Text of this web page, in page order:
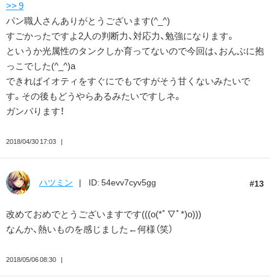
>> 9
パン職人さんありがとうございます(^_^)
すごかったですよ2人の判断力、対応力、勉強になります。
というか光属性のタンクしか育ってないので今回は、おんぶに抱
っこでした(^_^)a
できればイオティをすぐにでもですがそう甘くないみたいで
す。その後もどうやらあるみたいですしネ。
ガンバります！
2018/04/30 17:03
13
ハツミン ID: 54evv7cyv5gg
改めておめでとうございますです(((o(*ﾟ▽ﾟ*)o)))
なんか、熱いものを感じました←何様（笑）
2018/05/06 08:30